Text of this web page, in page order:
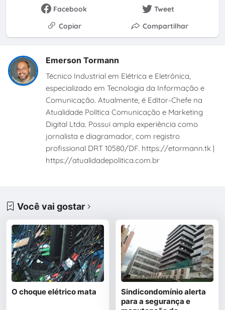
Facebook
Tweet
Copiar
Compartilhar
Emerson Tormann
Técnico Industrial em Elétrica e Eletrônica,
especializado em Tecnologia da Informação e
Comunicação. Atualmente, é Editor-Chefe na
Atualidade Política Comunicação e Marketing
Digital Ltda. Possui ampla experiência como
jornalista e diagramador, com registro
profissional DRT 10580/DF. https://etormann.tk |
https://atualidadepolitica.com.br
Você vai gostar
O choque elétrico mata
Sindicondomínio alerta
para a segurança e